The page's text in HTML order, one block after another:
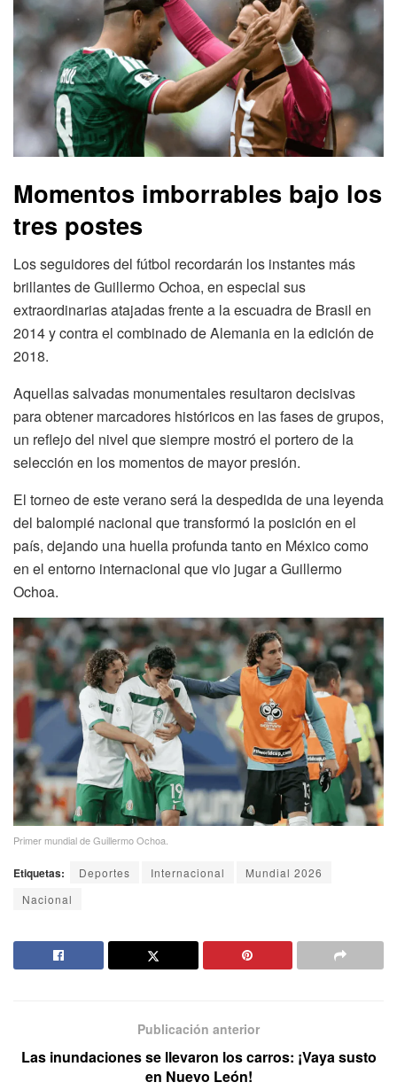
Momentos imborrables bajo los
tres postes
Los seguidores del fútbol recordarán los instantes más
brillantes de Guillermo Ochoa, en especial sus
extraordinarias atajadas frente a la escuadra de Brasil en
2014 y contra el combinado de Alemania en la edición de
2018.
Aquellas salvadas monumentales resultaron decisivas
para obtener marcadores históricos en las fases de grupos,
un reflejo del nivel que siempre mostró el portero de la
selección en los momentos de mayor presión.
El torneo de este verano será la despedida de una leyenda
del balompié nacional que transformó la posición en el
país, dejando una huella profunda tanto en México como
en el entorno internacional que vio jugar a Guillermo
Ochoa.
Primer mundial de Guillermo Ochoa.
Etiquetas: Deportes Internacional
Mundial 2026
Nacional
Publicación anterior
Las inundaciones se llevaron los carros: ¡Vaya susto
en Nuevo León!